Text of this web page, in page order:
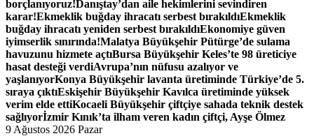
borçlanıyoruz!Danıştay’dan aile hekimlerini sevindiren
karar!Ekmeklik buğday ihracatı serbest bırakıldıEkmeklik
buğday ihracatı yeniden serbest bırakıldıEkonomiye güven
iyimserlik sınırında!Malatya Büyükşehir Pütürge’de sulama
havuzunu hizmete açtıBursa Büyükşehir Keles’te 98 üreticiye
hasat desteği verdiAvrupa’nın nüfusu azalıyor ve
yaşlanıyorKonya Büyükşehir lavanta üretiminde Türkiye’de 5.
sıraya çıktıEskişehir Büyükşehir Kavılca üretiminde yüksek
verim elde ettiKocaeli Büyükşehir çiftçiye sahada teknik destek
sağlıyorİzmir Kınık’ta ilham veren kadın çiftçi, Ayşe Ölmez
9 Ağustos 2026 Pazar